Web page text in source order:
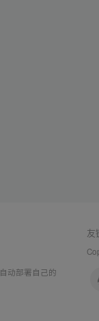
动部署自己的
友